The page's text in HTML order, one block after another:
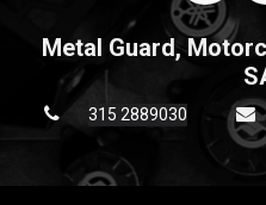
Metal Guard,
315 2889030